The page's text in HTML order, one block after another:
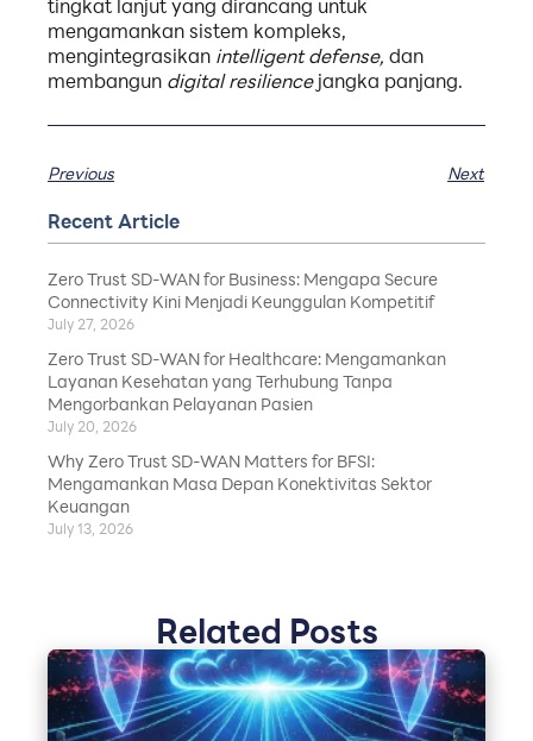
tingkat lanjut yang dirancang untuk
mengamankan sistem kompleks,
mengintegrasikan intelligent defense, dan
membangun digital resiliencejangka panjang.
Previous Next
Recent Article
Zero Trust SD-WAN for Business: Mengapa Secure
Connectivity Kini Menjadi Keunggulan Kompetitif
July 27, 2026
Zero Trust SD-WAN for Healthcare: Mengamankan
Layanan Kesehatan yang Terhubung Tanpa
Mengorbankan Pelayanan Pasien
July 20, 2026
Why Zero Trust SD-WAN Matters for BFSI:
Mengamankan Masa Depan Konektivitas Sektor
Keuangan
July 13, 2026
Related Posts